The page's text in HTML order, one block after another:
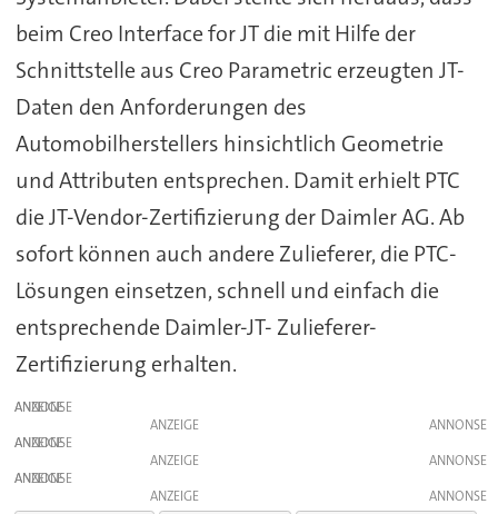
beim Creo Interface for JT die mit Hilfe der
Schnittstelle aus Creo Parametric erzeugten JT-
Daten den Anforderungen des
Automobilherstellers hinsichtlich Geometrie
und Attributen entsprechen. Damit erhielt PTC
die JT-Vendor-Zertifizierung der Daimler AG. Ab
sofort können auch andere Zulieferer, die PTC-
Lösungen einsetzen, schnell und einfach die
entsprechende Daimler-JT- Zulieferer-
Zertifizierung erhalten.
ANZEIGE
ANZEIGE
ANZEIGE
ANZEIGE
ANZEIGE
ANZEIGE